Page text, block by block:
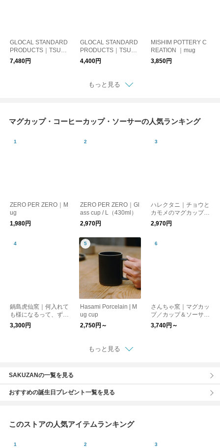
GLOCAL STANDARD
PRODUCTS｜TSUBA
ME RATTAN Dripper
4.0
7,480円
GLOCAL STANDARD
PRODUCTS｜TSUBA
ME M&W Dripper 2.0
4,400円
MISHIM POTTERY C
REATION ｜mug
3,850円
もっと見る
マグカップ・コーヒーカップ・ソーサーの人気ランキング
ZERO PER ZERO｜M
ug
1,980円
ZERO PER ZERO｜Gl
ass cup / L（430ml）
2,970円
ハレクタニ｜チョウと
カモメのマグカップ
（4種類）【新生活】
【父の日】【プレゼン
2,970円
鍋島虎仙窯｜何入れて
も様になるって、ずる
いマグ 鍋島マグカッ
プ
3,300円
Hasami Porcelain | M
ug cup
2,750円～
さんちゃ窯｜マグカッ
プ／カップ＆ソーサー
【食器】※～2営業日
後の発送※
3,740円～
もっと見る
SAKUZANの一覧を見る
おすすめの誕生日プレゼント一覧を見る
このストアの人気アイテムランキング